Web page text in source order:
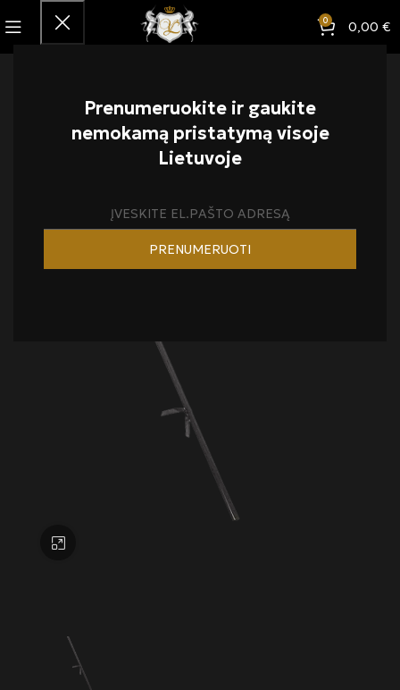
Prenumeruokite ir gaukite
nemokamą pristatymą visoje
Lietuvoje
l
l
PRENUMERUOTI
0 0,00 €